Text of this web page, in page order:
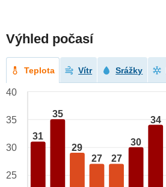
Výhled počasí
Teplota Vítr Srážky
31
35
29
27 27
30
34
40
35
30
25